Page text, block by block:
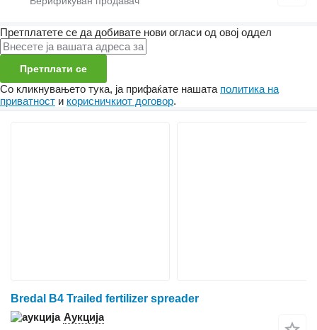
Претплатете се да добивате нови огласи од овој оддел
Претплати се
Со кликнувањето тука, ја прифаќате нашата политика на
приватност и корисничкиот договор.
Bredal B4 Trailed fertilizer spreader
Аукција